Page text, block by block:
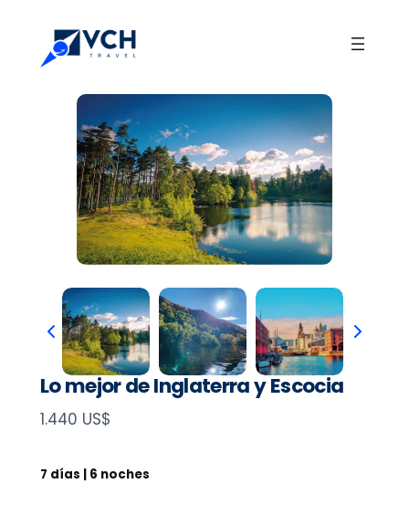
Lo mejor de Inglaterra y Escocia
N
w
1.440 US$
7 días | 6 noches